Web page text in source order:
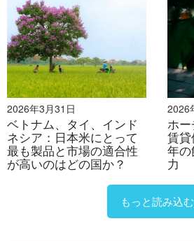
ングを活用して、若い都市部の
[5]。.
現地では、ベトナムブランドが文
在感を示しています。ハイランド
上を展開し、コーヒー市場をリー
チュングエンのEコーヒーモデル
しています。ゴールデンゲートや
いったグループはベトナム料理と
巻しており、バインミーマーハイ
メージしたキオスクは、フランチ
低コストで拡張性の高い参入機会
2026年3月31日
ベトナム、タイ、インド
ネシア：日本米にとって
最も製品と市場の適合性
が高いのはどの国か？
2026
ホ
賃
年
力
もっと読み込む